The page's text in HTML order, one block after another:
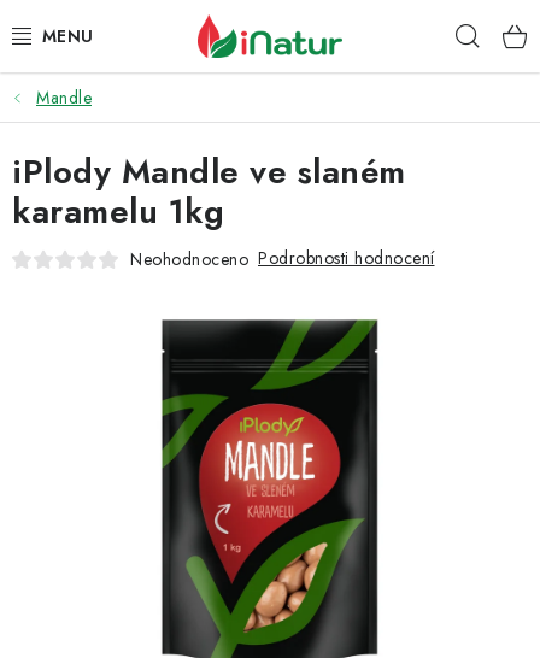
na
POTRAVINY
OŘECHY A SUŠENÉ PLODY
SNACKY
EKO DROGERIE A KOSMETIKA
Mandle
iPlody Mandle ve slaném
karamelu 1kg
Neohodnoceno Podrobnosti hodnocení